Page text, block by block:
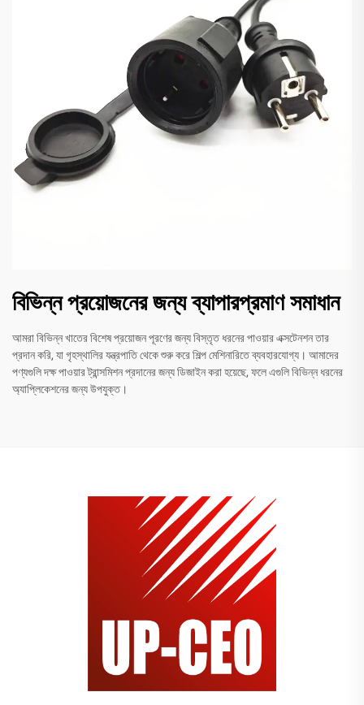
বিভিন্ন প্রয়োজনের জন্য ব্যাপারপ্রমাণ সমাধান
আমরা বিভিন্ন খাতের বিশেষ প্রয়োজন পূরণের জন্য বিস্তৃত ধরনের পাওয়ার এক্সটেনশন তার
প্রদান করি, যা গৃহস্থালির যন্ত্রপাতি থেকে শুরু করে শিল্প মেশিনারিতে ব্যবহারযোগ্য। আমাদের
পণ্যগুলি দক্ষ পাওয়ার ট্রান্সমিশন প্রদানের জন্য ডিজাইন করা হয়েছে, ফলে এগুলি বিভিন্ন ধরনের
অ্যাপ্লিকেশনের জন্য উপযুক্ত।